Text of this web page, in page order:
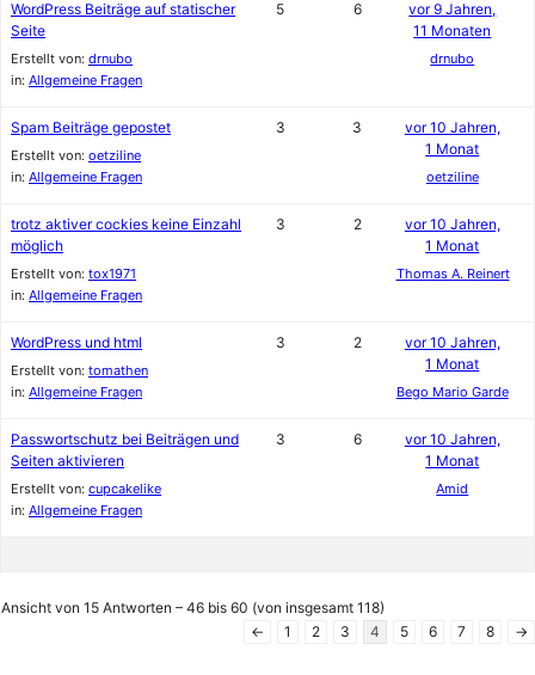
WordPress Beiträge auf statischer
Seite
Erstellt von: drnubo
in: Allgemeine Fragen
5 6
vor 9 Jahren,
11 Monaten
drnubo
Spam Beiträge gepostet
Erstellt von: oetziline
in: Allgemeine Fragen
3 3
vor 10 Jahren,
1 Monat
oetziline
trotz aktiver cockies keine Einzahl
möglich
Erstellt von: tox1971
in: Allgemeine Fragen
3 2
vor 10 Jahren,
1 Monat
Thomas A. Reinert
WordPress und html
Erstellt von: tomathen
in: Allgemeine Fragen
3 2
vor 10 Jahren,
1 Monat
Bego Mario Garde
Passwortschutz bei Beiträgen und
Seiten aktivieren
Erstellt von: cupcakelike
in: Allgemeine Fragen
3 6
vor 10 Jahren,
1 Monat
Amid
Ansicht von 15 Antworten – 46 bis 60 (von insgesamt 118)
←
1 2 3 4 5 6 7 8 →